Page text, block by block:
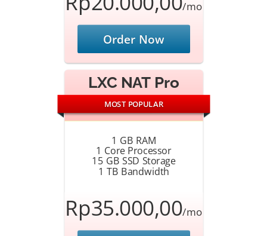
/mo
Order Now
LXC NAT Pro
MOST POPULAR
1 GB RAM
1 Core Processor
15 GB SSD Storage
1 TB Bandwidth
Rp35.000,00/mo